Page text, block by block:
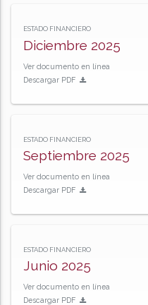
ESTADO FINANCIERO
Diciembre 2025
Ver documento en línea
Descargar PDF
ESTADO FINANCIERO
Septiembre 2025
Ver documento en línea
Descargar PDF
ESTADO FINANCIERO
Junio 2025
Ver documento en línea
Descargar PDF